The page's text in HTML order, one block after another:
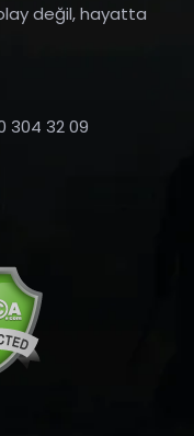
değil, hayatta
304 32 09